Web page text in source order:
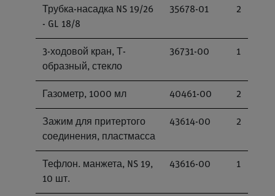
Трубка-насадка NS 19/26
- GL 18/8
35678-01 2
3-ходовой кран, Т-
образный, стекло
36731-00 1
Газометр, 1000 мл 40461-00 2
Зажим для притертого
соединения, пластмасса
43614-00 2
Тефлон. манжета, NS 19,
10 шт.
43616-00 1